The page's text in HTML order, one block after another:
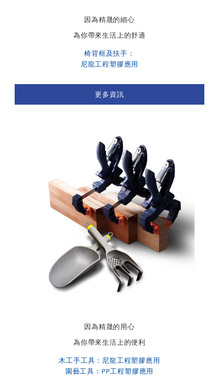
因為精晟的細心
為你帶來生活上的舒適
椅背框及扶手：
尼龍工程塑膠應用
更多資訊
因為精晟的用心
為你帶來生活上的便利
木工手工具：尼龍工程塑膠應用
園藝工具：PP工程塑膠應用